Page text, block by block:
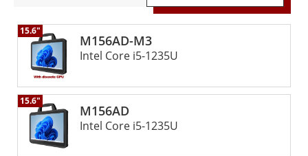
M156AD-M3
15.6"
Intel Core i5-1235U
M156AD
15.6"
Intel Core i5-1235U